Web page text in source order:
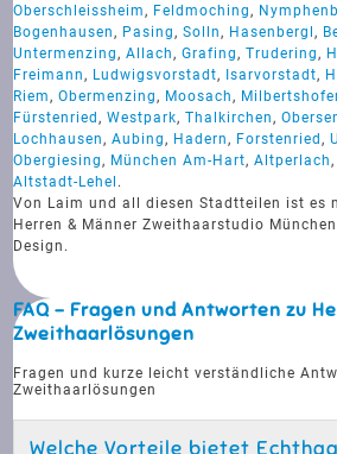
Oberschleissheim, Feldmoching,
Bogenhausen, Pasing,Solln, Hasenbergl,
Untermenzing,Allach,Grafing,Trudering,
Freimann, Ludwigsvorstadt, Isarvorstadt,
Riem,Obermenzing, Moosach,
Fürstenried,Westpark,Thalkirchen,
Lochhausen,Aubing, Hadern, Forstenried,
Obergiesing, München Am-Hart,Altperlach,
Altstadt-Lehel .
Von Laim und all diesen Stadtteilen ist es
Herren & Männer Zweithaarstudio
Design.
FAQ - Fragen und Antworten zu
Zweithaarlösungen
Fragen und kurze leicht verständliche
Zweithaarlösungen
Welche Vorteile bietet